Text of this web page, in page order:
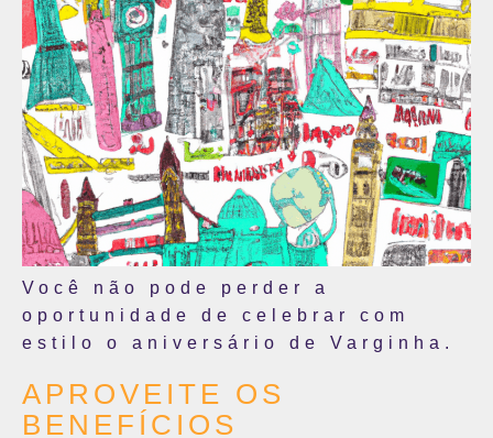
Você não pode perder a
oportunidade de celebrar com
estilo o aniversário de Varginha.
APROVEITE OS
BENEFÍCIOS